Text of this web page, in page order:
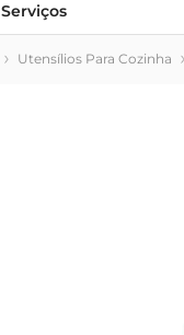
Serviços
Utensílios Para Cozinha